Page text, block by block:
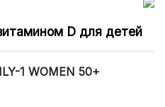
D для детей
1 WOMEN 50+